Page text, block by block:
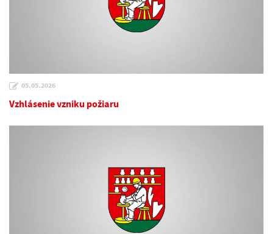
05.05.2026
Vzhlásenie vzniku požiaru